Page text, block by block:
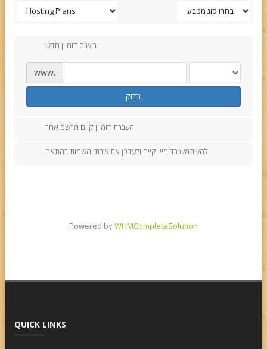
רישום דומיין חדש
www.
בדוק
העברת דומיין קיים מרשם אחר
להשתמש בדומיין קיים ולעדכן את שרתי השמות בהתאם
Powered byWHMCompleteSolution
QUICK LINKS